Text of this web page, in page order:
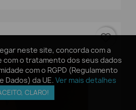
neste site, concorda com a
com o tratamento dos seus dados
com o RGPD (Regulamento
Dados) da UE. Ver mais detalhes
CLARO!
favorite_border
neste site, concorda com a
com o tratamento dos seus dados
com o RGPD (Regulamento
Dados) da UE. Ver mais detalhes
CLARO!